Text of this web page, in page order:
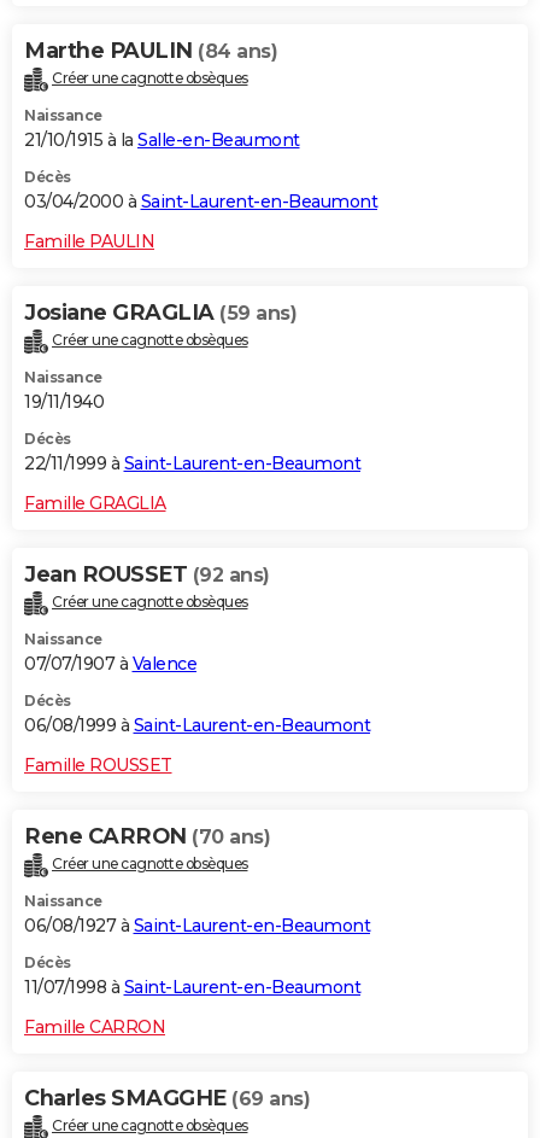
Marthe PAULIN (84 ans)
Créer une cagnotte obsèques
Naissance
21/10/1915 à la Salle-en-Beaumont
Décès
03/04/2000 à Saint-Laurent-en-Beaumont
Famille PAULIN
Josiane GRAGLIA (59 ans)
Créer une cagnotte obsèques
Naissance
19/11/1940
Décès
22/11/1999 à Saint-Laurent-en-Beaumont
Famille GRAGLIA
Jean ROUSSET (92 ans)
Créer une cagnotte obsèques
Naissance
07/07/1907 à Valence
Décès
06/08/1999 à Saint-Laurent-en-Beaumont
Famille ROUSSET
Rene CARRON (70 ans)
Créer une cagnotte obsèques
Naissance
06/08/1927 à Saint-Laurent-en-Beaumont
Décès
11/07/1998 à Saint-Laurent-en-Beaumont
Famille CARRON
Charles SMAGGHE (69 ans)
Créer une cagnotte obsèques